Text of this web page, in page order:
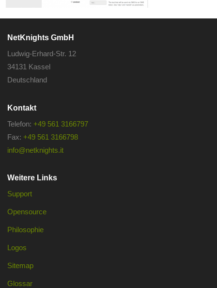
NetKnights GmbH
Ludwig-Erhard-Str. 12
34131 Kassel
Deutschland
Kontakt
Telefon: +49 561 3166797
Fax: +49 561 3166798
info@netknights.it
Weitere Links
Support
Opensource
Philosophie
Logos
Sitemap
Glossar